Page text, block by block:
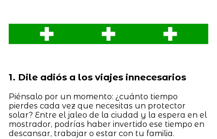
1. Dile adiós a los viajes innecesarios
Piénsalo por un momento: ¿cuánto tiempo
pierdes cada vez que necesitas un protector
solar? Entre el jaleo de la ciudad y la espera en el
mostrador, podrías haber invertido ese tiempo en
descansar, trabajar o estar con tu familia.